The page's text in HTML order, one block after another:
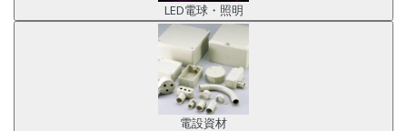
LED電球・照明
電設資材